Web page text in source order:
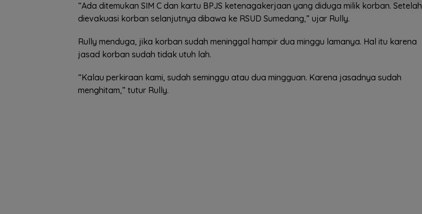
“Ada ditemukan SIM C dan kartu BPJS ketenagakerjaan yang diduga milik korban. Setelah
dievakuasi korban selanjutnya dibawa ke RSUD Sumedang,” ujar Rully.
Rully menduga, jika korban sudah meninggal hampir dua minggu lamanya. Hal itu karena
jasad korban sudah tidak utuh lah.
“Kalau perkiraan kami, sudah seminggu atau dua mingguan. Karena jasadnya sudah
menghitam,” tutur Rully.